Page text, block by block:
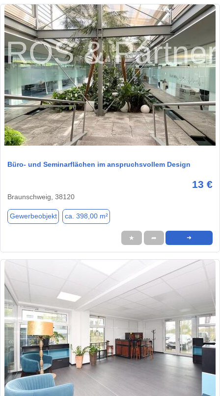
1 / 13
Büro- und Seminarflächen im anspruchsvollem Design
13 €
Braunschweig, 38120
Gewerbeobjekt ca. 398,00 m²
★ ➦ ➜
1 / 9